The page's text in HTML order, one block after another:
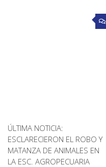
ÚLTIMA NOTICIA:
ESCLARECIERON EL ROBO Y
MATANZA DE ANIMALES EN
LA ESC. AGROPECUARIA